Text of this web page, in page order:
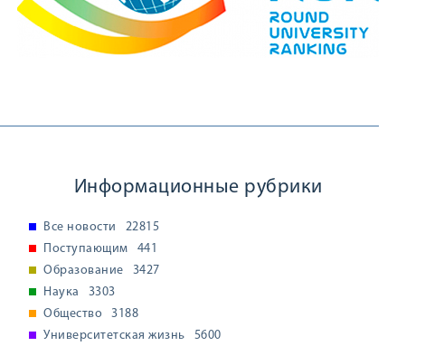
Информационные рубрики
Все новости
22815
Поступающим
441
Образование
3427
Наука
3303
Общество
3188
Университетская жизнь
5600